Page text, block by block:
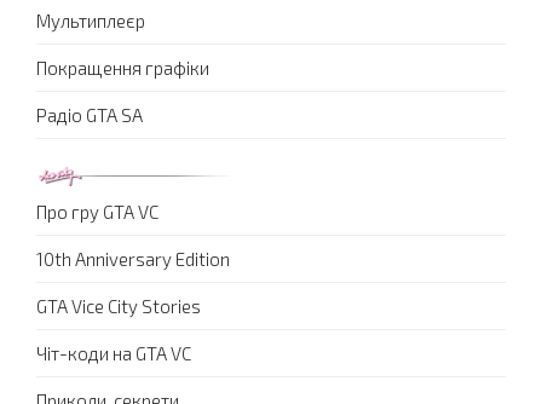
Мультиплеєр
Покращення графіки
Радіо GTA SA
Про гру GTA VC
10th Anniversary Edition
GTA Vice City Stories
Чіт-коди на GTA VC